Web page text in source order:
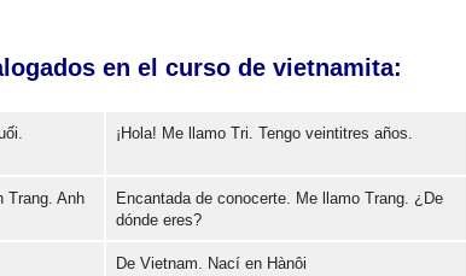
en el curso de vietnamita:
Error loading: "https://www.idiomaspc.com/curso-aprender-vietnamita-basico/audio/3004.mp3"
¡Hola! Me llamo Tri. Tengo veintitres años.
Error loading: "https://www.idiomaspc.com/curso-aprender-vietnamita-basico/audio/3005.mp3"
Trang. Anh
Encantada de conocerte. Me llamo Trang. ¿De
dónde eres?
De Vietnam. Nací en Hànôi